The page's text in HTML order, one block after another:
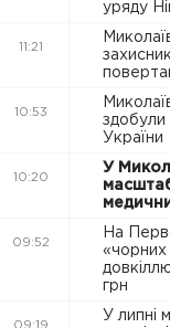
уряду
11:21
10:53
здобули
України
10:20
У
09:52
На
«чорних
грн
09:19
У липні